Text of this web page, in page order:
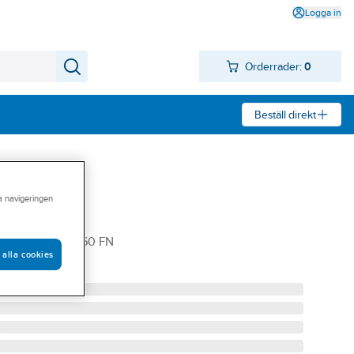
Logga in
Orderrader: 0
Beställ direkt
60-64 MM 4660 FN
navigeringen
alla cookies